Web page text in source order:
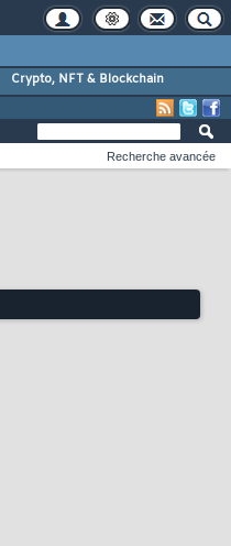
Crypto, NFT & Blockchain
Recherche avancée